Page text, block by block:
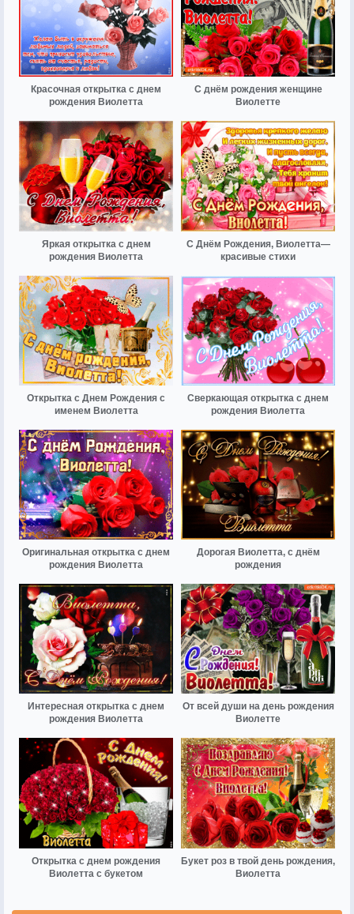
Красочная открытка с днем
рождения Виолетта
С днём рождения женщине
Виолетте
Яркая открытка с днем
рождения Виолетта
С Днём Рождения, Виолетта—
красивые стихи
Открытка с Днем Рождения с
именем Виолетта
Сверкающая открытка с днем
рождения Виолетта
Оригинальная открытка с днем
рождения Виолетта
Дорогая Виолетта, с днём
рождения
Интересная открытка с днем
рождения Виолетта
От всей души на день рождения
Виолетте
Открытка с днем рождения
Виолетта с букетом
Букет роз в твой день рождения,
Виолетта